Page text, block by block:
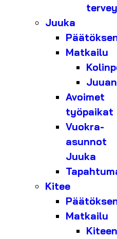
Juuka
Matkailu
Avoimet
työpaikat
Vuokra-
asunnot
Juuka
Kitee
Matkailu
Kiteen